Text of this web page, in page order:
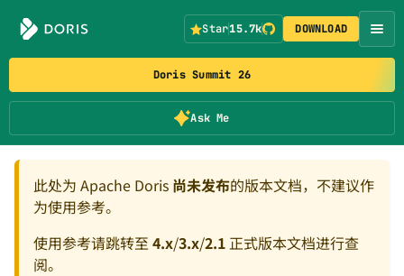
Doris Summit 26
Ask Me
Star15.7k DOWNLOAD
此处为 Apache Doris 尚未发布的版本文档，不建议作
为使用参考。
使用参考请跳转至 4.x/3.x/2.1正式版本文档进行查
阅。